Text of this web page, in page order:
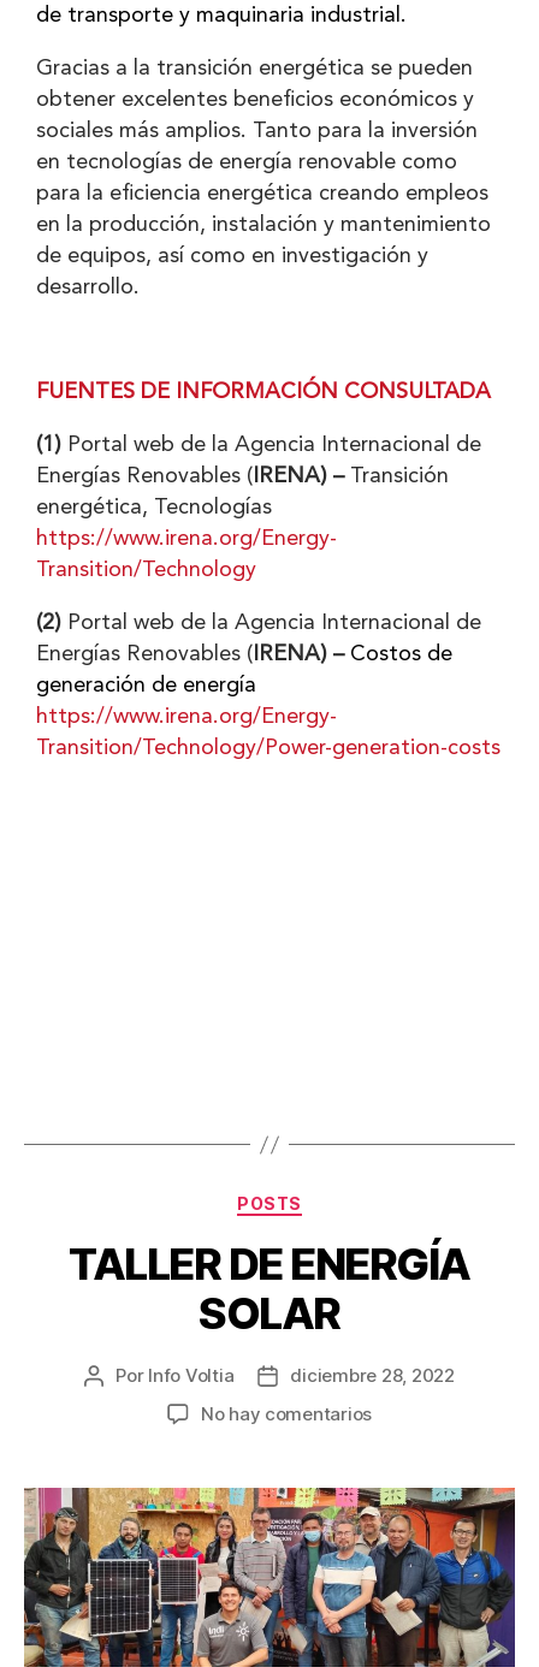
de transporte y maquinaria industrial.
Gracias a la transición energética se pueden
obtener excelentes beneficios económicos y
sociales más amplios. Tanto para la inversión
en tecnologías de energía renovable como
para la eficiencia energética creando empleos
en la producción, instalación y mantenimiento
de equipos, así como en investigación y
desarrollo.
FUENTES DE INFORMACIÓN CONSULTADA
(1) Portal web de la Agencia Internacional de
Energías Renovables ( IRENA) – Transición
energética, Tecnologías
https://www.irena.org/Energy-
Transition/Technology
(2) Portal web de la Agencia Internacional de
Energías Renovables ( IRENA) – Costos de
generación de energía
https://www.irena.org/Energy-
Transition/Technology/Power-generation-costs
POSTS
TALLER DE ENERGÍA
SOLAR
Por Info Voltia
diciembre 28, 2022
No hay comentarios